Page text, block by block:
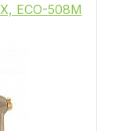
ECO-508M